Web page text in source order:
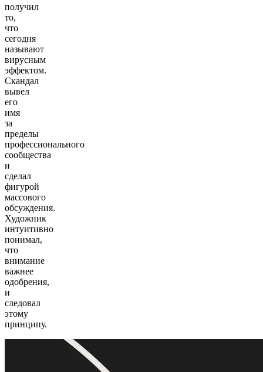
получил
то,
что
сегодня
называют
вирусным
эффектом.
Скандал
вывел
его
имя
за
пределы
профессионального
сообщества
и
сделал
фигурой
массового
обсуждения.
Художник
интуитивно
понимал,
что
внимание
важнее
одобрения,
и
следовал
этому
принципу.